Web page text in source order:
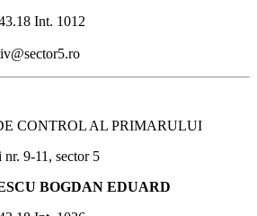
Int. 1012
CONTROL AL PRIMARULUI
9-11, sector 5
BOGDAN EDUARD